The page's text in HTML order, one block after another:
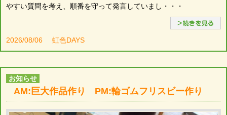
やすい質問を考え、順番を守って発言していまし・・・
2026/08/06 虹色DAYS
お知らせ
AM:巨大作品作り PM:輪ゴムフリスビー作り